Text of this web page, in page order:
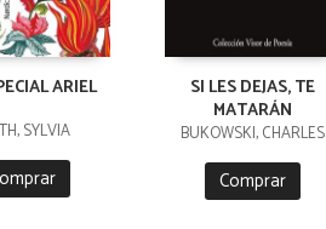
ARIEL
SYLVIA
SI LES DEJAS, TE
MATARÁN
BUKOWSKI, CHARLES
Comprar